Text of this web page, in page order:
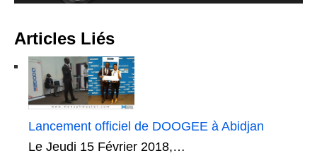
Articles Liés
Lancement officiel de DOOGEE à Abidjan
Le Jeudi 15 Février 2018,…